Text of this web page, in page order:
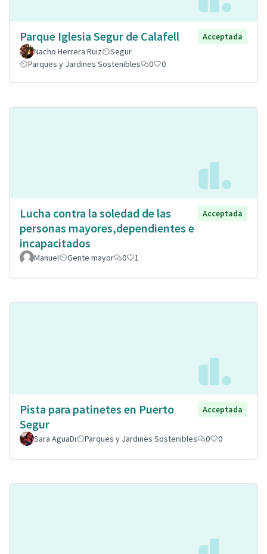
Parque Iglesia Segur de Calafell
Acceptada
Nacho Herrera Ruiz
Segur
Parques y Jardines Sostenibles
0 0
Lucha contra la soledad de las
personas mayores,dependientes e
incapacitados
Acceptada
Manuel Gente mayor 0 1
Pista para patinetes en Puerto
Segur
Acceptada
Sara AguaDi Parques y Jardines Sostenibles 0 0